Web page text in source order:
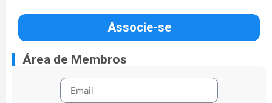
Associe-se
Área de Membros